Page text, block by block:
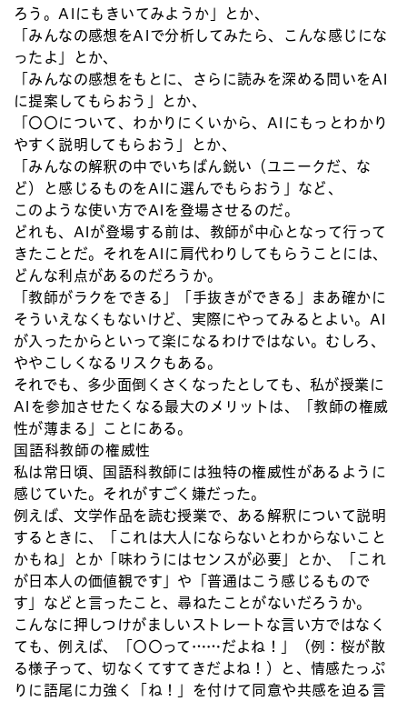
ろう。AIにもきいてみようか」とか、
「みんなの感想をAIで分析してみたら、こんな感じにな
ったよ」とか、
「みんなの感想をもとに、さらに読みを深める問いをAI
に提案してもらおう」とか、
「〇〇について、わかりにくいから、AIにもっとわかり
やすく説明してもらおう」とか、
「みんなの解釈の中でいちばん鋭い（ユニークだ、な
ど）と感じるものをAIに選んでもらおう」など、
このような使い方でAIを登場させるのだ。
どれも、AIが登場する前は、教師が中心となって行って
きたことだ。それをAIに肩代わりしてもらうことには、
どんな利点があるのだろうか。
「教師がラクをできる」「手抜きができる」まあ確かに
そういえなくもないけど、実際にやってみるとよい。AI
が入ったからといって楽になるわけではない。むしろ、
ややこしくなるリスクもある。
それでも、多少面倒くさくなったとしても、私が授業に
AIを参加させたくなる最大のメリットは、「教師の権威
性が薄まる」ことにある。
国語科教師の権威性
私は常日頃、国語科教師には独特の権威性があるように
感じていた。それがすごく嫌だった。
例えば、文学作品を読む授業で、ある解釈について説明
するときに、「これは大人にならないとわからないこと
かもね」とか「味わうにはセンスが必要」とか、「これ
が日本人の価値観です」や「普通はこう感じるもので
す」などと言ったこと、尋ねたことがないだろうか。
こんなに押しつけがましいストレートな言い方ではなく
ても、例えば、「〇〇って……だよね！」（例：桜が散
る様子って、切なくてすてきだよね！）と、情感たっぷ
りに語尾に力強く「ね！」を付けて同意や共感を迫る言